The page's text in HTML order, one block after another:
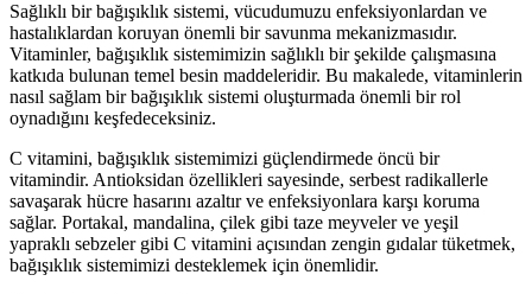
Sağlıklı bir bağışıklık sistemi, vücudumuzu enfeksiyonlardan ve
hastalıklardan koruyan önemli bir savunma mekanizmasıdır.
Vitaminler, bağışıklık sistemimizin sağlıklı bir şekilde çalışmasına
katkıda bulunan temel besin maddeleridir. Bu makalede, vitaminlerin
nasıl sağlam bir bağışıklık sistemi oluşturmada önemli bir rol
oynadığını keşfedeceksiniz.
C vitamini, bağışıklık sistemimizi güçlendirmede öncü bir
vitamindir. Antioksidan özellikleri sayesinde, serbest radikallerle
savaşarak hücre hasarını azaltır ve enfeksiyonlara karşı koruma
sağlar. Portakal, mandalina, çilek gibi taze meyveler ve yeşil
yapraklı sebzeler gibi C vitamini açısından zengin gıdalar tüketmek,
bağışıklık sistemimizi desteklemek için önemlidir.